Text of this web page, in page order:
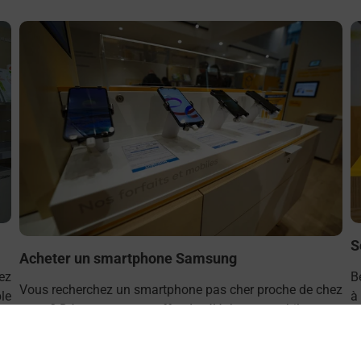
En savoir plus
Acheter un smartphone Samsung
Vous recherchez un smartphone pas cher proche de chez
vous ? Découvrez notre offre de téléphones mobiles
à